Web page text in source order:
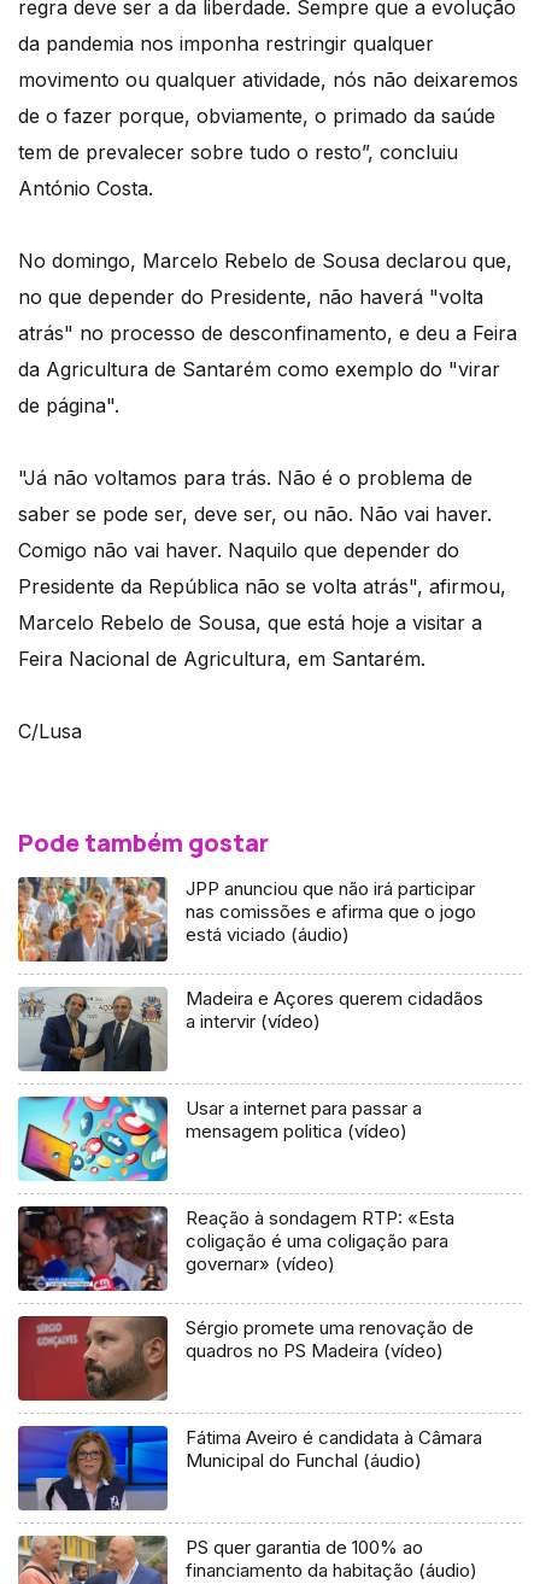
regra deve ser a da liberdade. Sempre que a evolução
da pandemia nos imponha restringir qualquer
movimento ou qualquer atividade, nós não deixaremos
de o fazer porque, obviamente, o primado da saúde
tem de prevalecer sobre tudo o resto”, concluiu
António Costa.
No domingo, Marcelo Rebelo de Sousa declarou que,
no que depender do Presidente, não haverá "volta
atrás" no processo de desconfinamento, e deu a Feira
da Agricultura de Santarém como exemplo do "virar
de página".
"Já não voltamos para trás. Não é o problema de
saber se pode ser, deve ser, ou não. Não vai haver.
Comigo não vai haver. Naquilo que depender do
Presidente da República não se volta atrás", afirmou,
Marcelo Rebelo de Sousa, que está hoje a visitar a
Feira Nacional de Agricultura, em Santarém.
C/Lusa
Pode também gostar
JPP anunciou que não irá participar
nas comissões e afirma que o jogo
está viciado (áudio)
Madeira e Açores querem cidadãos
a intervir (vídeo)
Usar a internet para passar a
mensagem politica (vídeo)
Reação à sondagem RTP: «Esta
coligação é uma coligação para
governar» (vídeo)
Sérgio promete uma renovação de
quadros no PS Madeira (vídeo)
Fátima Aveiro é candidata à Câmara
Municipal do Funchal (áudio)
PS quer garantia de 100% ao
financiamento da habitação (áudio)